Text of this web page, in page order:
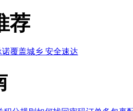
荐
诺覆盖城乡 安全速达